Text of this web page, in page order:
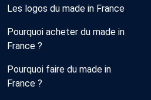
Les logos du made in France
Pourquoi acheter du made in
France ?
Pourquoi faire du made in
France ?